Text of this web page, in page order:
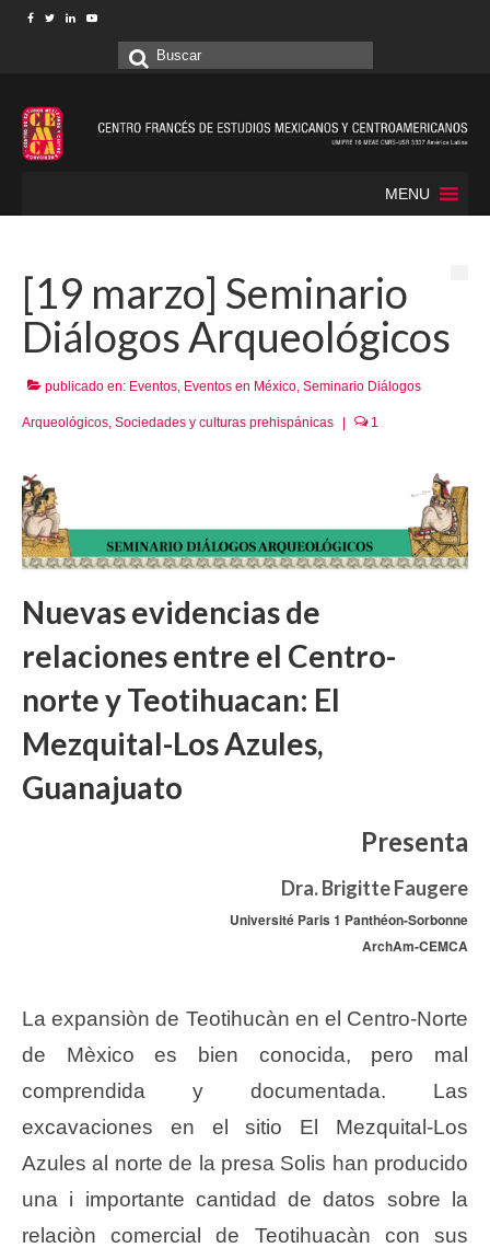
Buscar
MENU
[19 marzo] Seminario
Diálogos Arqueológicos
publicado en: Eventos, Eventos en México, Seminario Diálogos
Arqueológicos, Sociedades y culturas prehispánicas 1
Nuevas evidencias de
relaciones entre el Centro-
norte y Teotihuacan: El
Mezquital-Los Azules,
Guanajuato
Presenta
Dra. Brigitte Faugere
Université Paris 1 Panthéon-Sorbonne
ArchAm-CEMCA
La expansiòn de Teotihucàn en el Centro-Norte
de Mèxico es bien conocida, pero mal
comprendida y documentada. Las
excavaciones en el sitio El Mezquital-Los
Azules al norte de la presa Solis han producido
una i importante cantidad de datos sobre la
relaciòn comercial de Teotihuacàn con sus